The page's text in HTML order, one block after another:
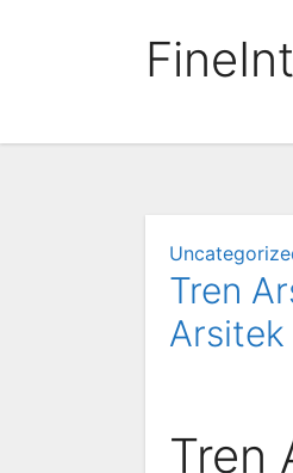
Tren
Arsitek
Tren